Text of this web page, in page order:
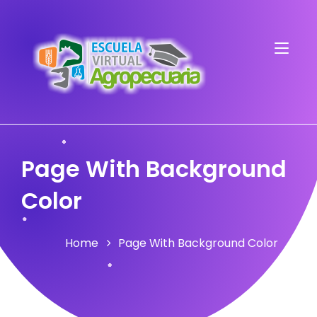
Page With Background
Color
Home Page With Background Color